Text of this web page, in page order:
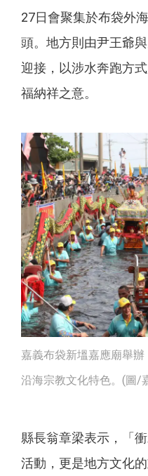
27日會聚集於布袋外
頭。地方則由尹王爺
迎接，以涉水奔跑方
福納祥之意。
嘉義布袋新塭嘉應廟舉
沿海宗教文化特色。(圖/
縣長翁章梁表示，「
活動，更是地方文化